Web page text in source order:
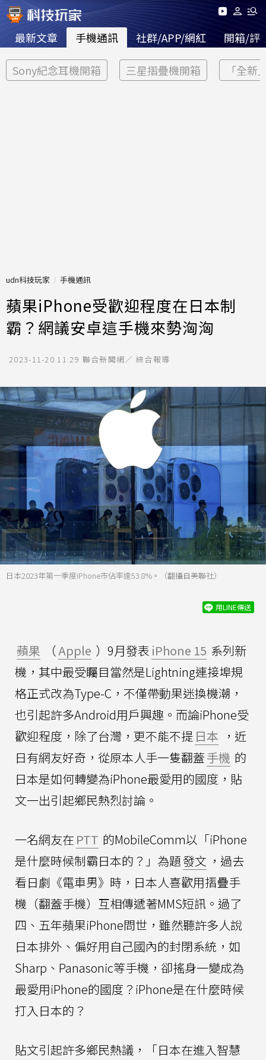
最新文章 手機通訊 社群/APP/網紅 開箱/評
Sony紀念耳機開箱 三星摺疊機開箱 「全新
udn科技玩家 手機通訊
蘋果iPhone受歡迎程度在日本制
霸？網議安卓這手機來勢洶洶
2023-11-20 11:29 聯合新聞網／ 綜合報導
日本2023年第一季度iPhone市佔率達53.8%。（翻攝自美聯社）
用LINE傳送
蘋果 （Apple ）9月發表 iPhone 15 系列新
機，其中最受矚目當然是Lightning連接埠規
格正式改為Type-C，不僅帶動果迷換機潮，
也引起許多Android用戶興趣。而論iPhone受
歡迎程度，除了台灣，更不能不提 日本 ，近
日有網友好奇，從原本人手一隻翻蓋手機 的
日本是如何轉變為iPhone最愛用的國度，貼
文一出引起鄉民熱烈討論。
一名網友在 PTT 的MobileComm以「iPhone
是什麼時候制霸日本的？」為題發文 ，過去
看日劇《電車男》時，日本人喜歡用摺疊手
機（翻蓋手機）互相傳遞著MMS短訊。過了
四、五年蘋果iPhone問世，雖然聽許多人說
日本排外、偏好用自己國內的封閉系統，如
Sharp、Panasonic等手機，卻搖身一變成為
最愛用iPhone的國度？iPhone是在什麼時候
打入日本的？
貼文引起許多鄉民熱議，「日本在進入智慧